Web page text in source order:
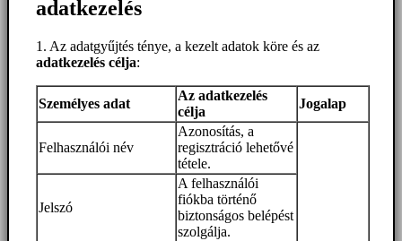
adatkezelés
1. Az adatgyűjtés ténye, a kezelt adatok köre és az
adatkezelés célja:
Személyes adat
Az adatkezelés
célja
Jogalap
Felhasználói név
Azonosítás, a
regisztráció lehetővé
tétele.
Jelszó
A felhasználói
fiókba történő
biztonságos belépést
szolgálja.